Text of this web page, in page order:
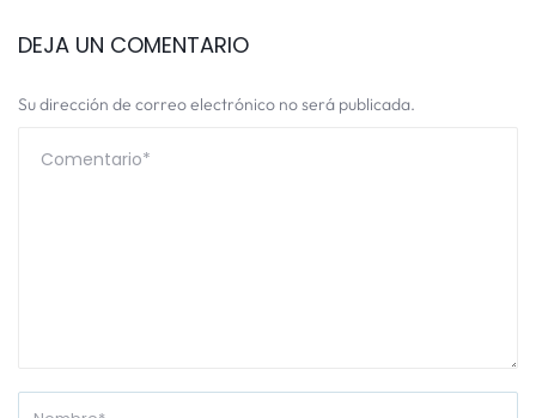
DEJA UN COMENTARIO
Su dirección de correo electrónico no será publicada.